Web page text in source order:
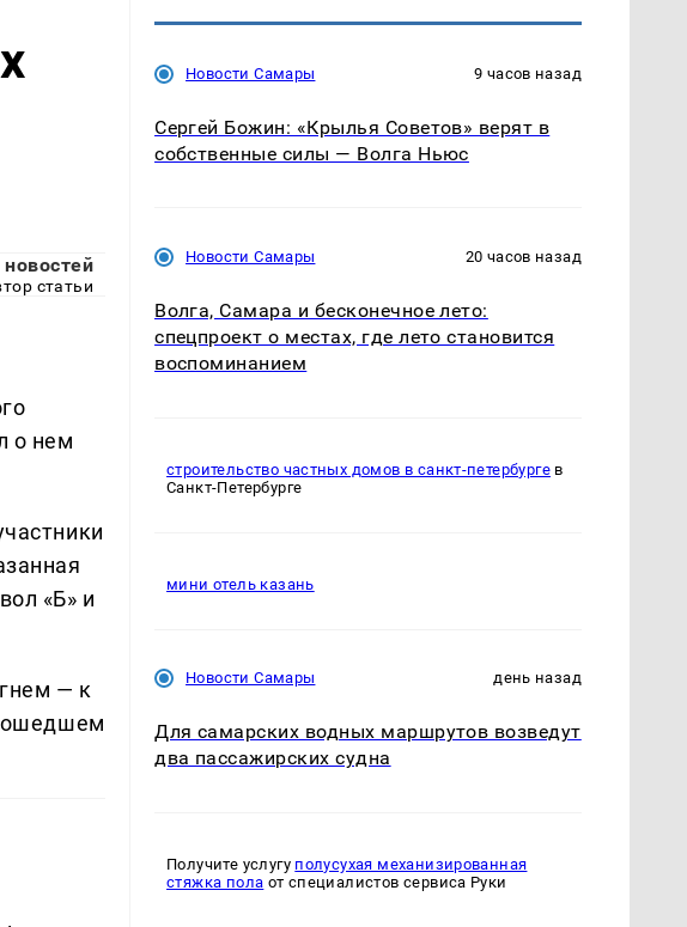
статьи
о нем
«Б» и
— к
Новости Самары 9 часов назад
Сергей Божин: «Крылья Советов» верят в
собственные силы — Волга Ньюс
Новости Самары 20 часов назад
Волга, Самара и бесконечное лето:
спецпроект о местах, где лето становится
воспоминанием
строительство частных домов в санкт-петербурге в
Санкт-Петербурге
мини отель казань
Новости Самары день назад
Для самарских водных маршрутов возведут
два пассажирских судна
Получите услугу полусухая механизированная
стяжка пола от специалистов сервиса Руки